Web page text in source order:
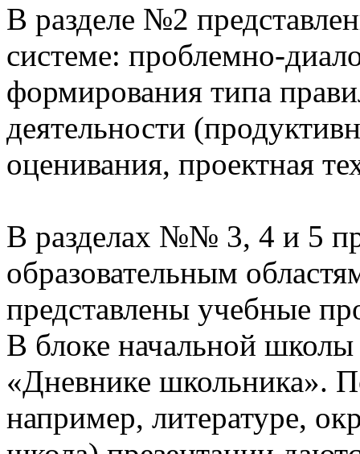
В разделе №2
системе: проблемно-
формирования типа
деятельности
оценивания, проектная
В разделах №№ 3, 4 и 5
образовательным
представлены учебные
В блоке начальной
«Дневнике школьника».
например, литературе,